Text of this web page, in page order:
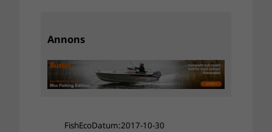
Annons
FishEcoDatum:2017-10-30